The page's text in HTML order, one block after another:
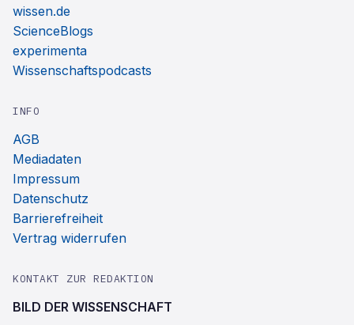
wissen.de
ScienceBlogs
experimenta
Wissenschaftspodcasts
INFO
AGB
Mediadaten
Impressum
Datenschutz
Barrierefreiheit
Vertrag widerrufen
KONTAKT ZUR REDAKTION
BILD DER WISSENSCHAFT